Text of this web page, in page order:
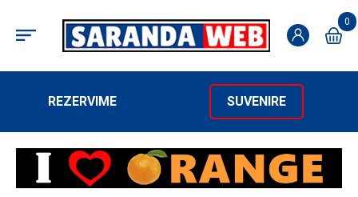
0
REZERVIME SUVENIRE